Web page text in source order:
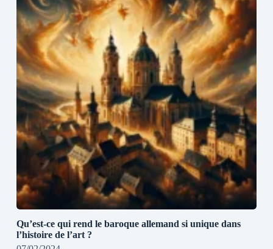
Qu’est-ce qui rend le baroque allemand si unique dans
l’histoire de l’art ?